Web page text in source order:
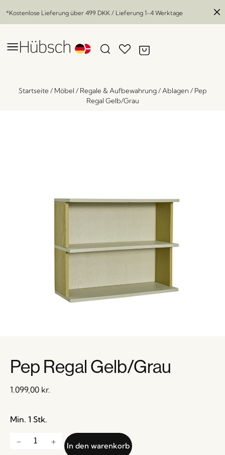
*Kostenlose Lieferung über 499 DKK / Lieferung 1-4 Werktage
Startseite/ Möbel / Regale & Aufbewahrung/ Ablagen/ Pep
Regal Gelb/Grau
Pep Regal Gelb/Grau
1.099,00 kr.
Min. 1 Stk.
In den warenkorb